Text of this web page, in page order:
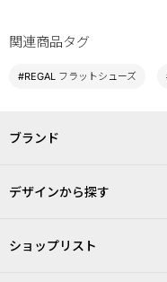
関連商品タグ
#REGAL フラットシューズ
ブランド
デザインから探す
ショップリスト